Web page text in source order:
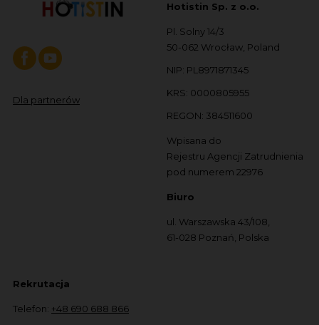
Dla partnerów
Hotistin Sp. z o.o.
Pl. Solny 14/3
50-062 Wrocław, Poland
NIP: PL8971871345
KRS: 0000805955
REGON: 384511600
Wpisana do
Rejestru Agencji Zatrudnienia
pod numerem 22976
Biuro
ul. Warszawska 43/108,
61-028 Poznań, Polska
Rekrutacja
Telefon: +48 690 688 866